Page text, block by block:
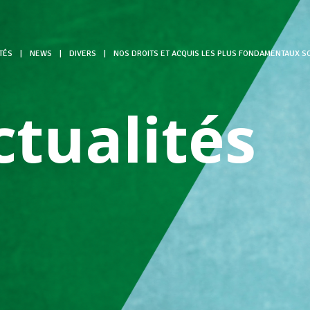
NEWS DIVERS NOS DROITS ET ACQUIS LES PLUS FONDAMENTAUX